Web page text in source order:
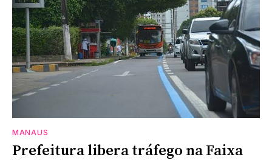
MANAUS
Prefeitura libera tráfego na Faixa